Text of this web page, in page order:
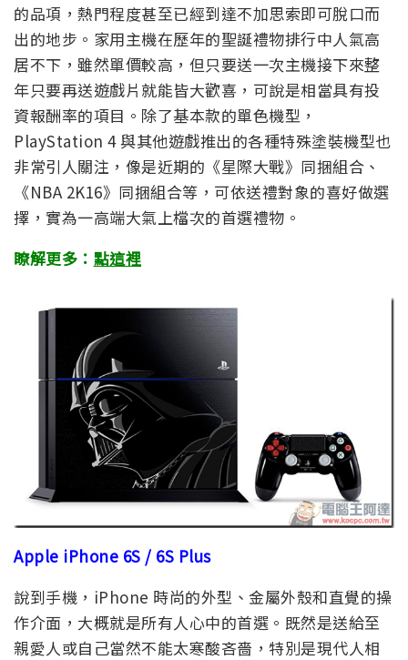
的品項，熱門程度甚至已經到達不加思索即可脫口而
出的地步。家用主機在歷年的聖誕禮物排行中人氣高
居不下，雖然單價較高，但只要送一次主機接下來整
年只要再送遊戲片就能皆大歡喜，可說是相當具有投
資報酬率的項目。除了基本款的單色機型，
PlayStation 4 與其他遊戲推出的各種特殊塗裝機型也
非常引人關注，像是近期的《星際大戰》同捆組合、
《NBA 2K16》同捆組合等，可依送禮對象的喜好做選
擇，實為一高端大氣上檔次的首選禮物。
瞭解更多： 點這裡
Apple iPhone 6S / 6S Plus
說到手機，iPhone 時尚的外型、金屬外殼和直覺的操
作介面，大概就是所有人心中的首選。既然是送給至
親愛人或自己當然不能太寒酸吝嗇，特別是現代人相